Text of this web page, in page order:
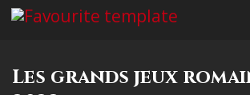
Les grands jeux